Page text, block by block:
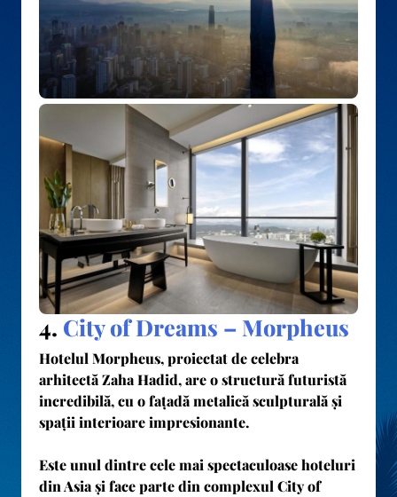
4. City of Dreams – Morpheus
Hotelul Morpheus, proiectat de celebra
arhitectă Zaha Hadid, are o structură futuristă
incredibilă, cu o fațadă metalică sculpturală și
spații interioare impresionante.
Este unul dintre cele mai spectaculoase hoteluri
din Asia și face parte din complexul City of